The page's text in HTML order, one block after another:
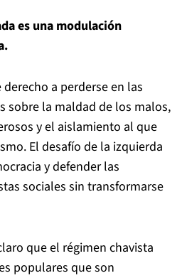
es una modulación
a perderse en las
sobre la maldad de los malos,
y el aislamiento al que
El desafío de la izquierda
y defender las
sociales sin transformarse
que el régimen chavista
populares que son